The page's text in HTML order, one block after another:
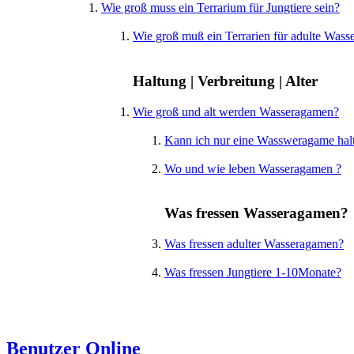
Wie groß muss ein Terrarium für Jungtiere sein?
Wie groß muß ein Terrarien für adulte
Haltung | Verbreitung | Alter
Wie groß und alt werden Wasseragamen?
Kann ich nur eine Wassweragame
Wo und wie leben Wasseragamen ?
Was fressen Wasseragamen?
Was fressen adulter Wasseragamen?
Was fressen Jungtiere 1-10Monate?
Benutzer Online